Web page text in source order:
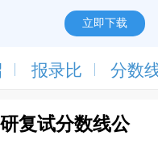
立即下载
报录比 分数
复试分数线公